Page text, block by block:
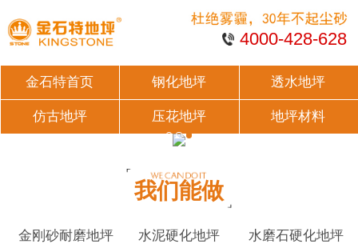
4000-428-628
金石特首页 钢化地坪 透水地坪
仿古地坪 压花地坪 地坪材料
我们能做
金刚砂耐磨地坪 水泥硬化地坪
水磨石硬化地坪